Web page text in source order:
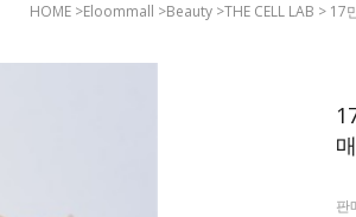
HOME >eloommall >beauty >THE CELL LAB >
판